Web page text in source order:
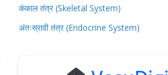
कंकाल तंत्र (Skeletal System)
अंतःस्रावी तंत्र (Endocrine System)